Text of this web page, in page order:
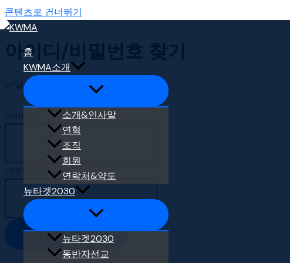
콘텐츠로 건너뛰기
홈
KWMA소개
소개&인사말
연혁
조직
회원
연락처&약도
뉴타겟2030
뉴타겟2030
동반자선교
아이디/비밀번호 찾기
비밀번호 찾기
비밀번호 새로받기